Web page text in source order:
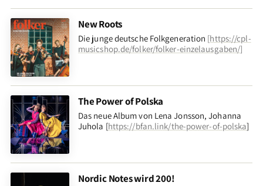
New Roots
Die junge deutsche Folkgeneration [https://cpl-
musicshop.de/folker/folker-einzelausgaben/]
The Power of Polska
Das neue Album von Lena Jonsson, Johanna
Juhola [https://bfan.link/the-power-of-polska]
Nordic Notes wird 200!